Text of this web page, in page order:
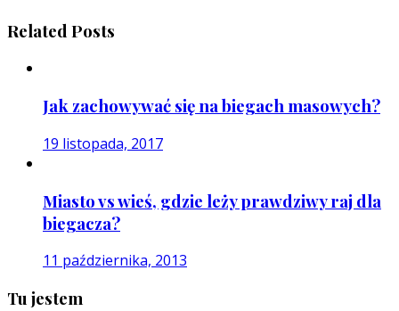
Related Posts
Jak zachowywać się na biegach masowych?
19 listopada, 2017
Miasto vs wieś, gdzie leży prawdziwy raj dla
biegacza?
11 października, 2013
Tu jestem